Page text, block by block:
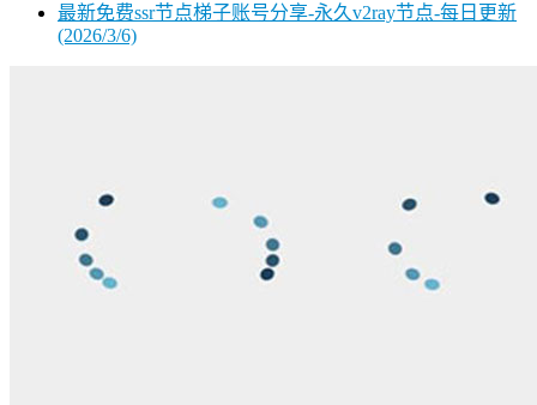
最新免费ssr节点梯子账号分享-永久v2ray节点-每日更新
(2026/3/6)